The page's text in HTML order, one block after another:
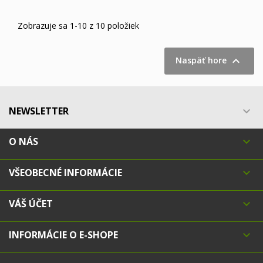
Zobrazuje sa 1-10 z 10 položiek
Naspäť hore 
NEWSLETTER 
O NÁS 
VŠEOBECNÉ INFORMÁCIE 
VÁŠ ÚČET 
INFORMÁCIE O E-SHOPE 